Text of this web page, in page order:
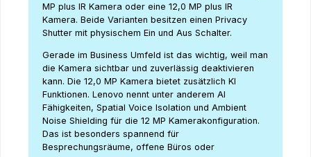
MP plus IR Kamera oder eine 12,0 MP plus IR
Kamera. Beide Varianten besitzen einen Privacy
Shutter mit physischem Ein und Aus Schalter.
Gerade im Business Umfeld ist das wichtig, weil man
die Kamera sichtbar und zuverlässig deaktivieren
kann. Die 12,0 MP Kamera bietet zusätzlich KI
Funktionen. Lenovo nennt unter anderem AI
Fähigkeiten, Spatial Voice Isolation und Ambient
Noise Shielding für die 12 MP Kamerakonfiguration.
Das ist besonders spannend für
Besprechungsräume, offene Büros oder